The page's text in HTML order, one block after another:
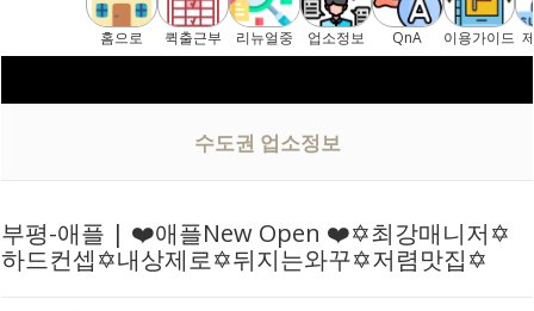
홈으로 퀵출근부 리뉴얼중 업소정보 QnA 이용가이드
수도권 업소정보
부평-애플 | ❤️애플New Open ❤️✡️최강매니저✡️
하드컨셉✡️내상제로✡️뒤지는와꾸✡️저렴맛집✡️